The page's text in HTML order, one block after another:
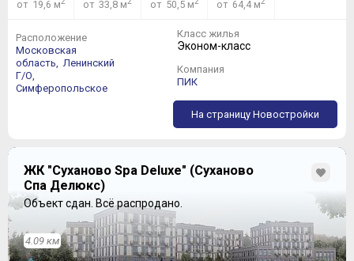
от 19,6 м
от 33,8 м
от 50,5 м
от 64,4 м
Расположение
Московская
область,
Ленинский
Г/О,
Симферопольское
Класс жилья
Эконом-класс
Компания
ПИК
На страницу Новостройки
ЖК "Суханово Spa Deluxe" (Суханово
Спа Делюкс)
Объект сдан. Всё распродано.
4.09 км